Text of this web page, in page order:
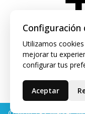
Configuración
Utilizamos
mejorar tu
configurar tus
Aceptar